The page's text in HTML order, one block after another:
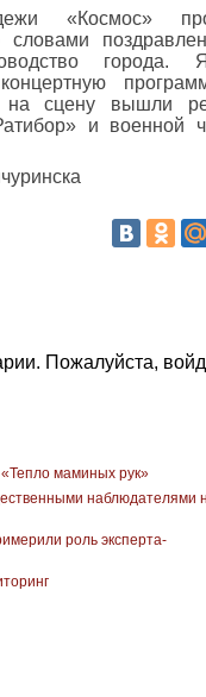
«Космос»
словами
города.
на сцену вышли
и военной
Пожалуйста,
«Тепло маминых рук»
наблюдателями
роль эксперта-